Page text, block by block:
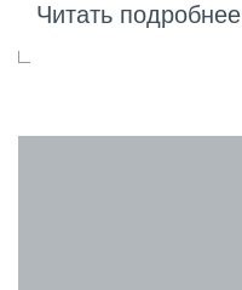
Читать подробнее